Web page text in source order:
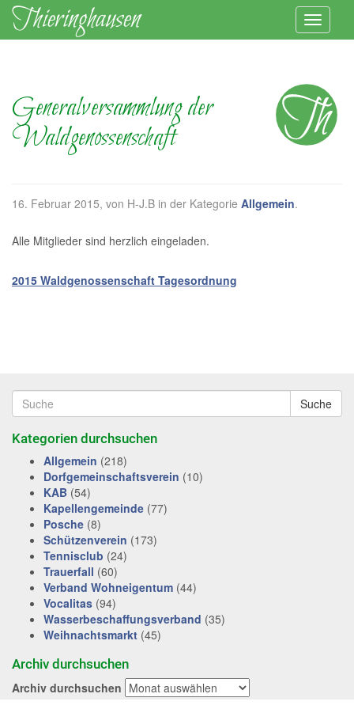
Generalversammlung der
Waldgenossenschaft
16. Februar 2015, von H-J.B in der Kategorie Allgemein.
Alle Mitglieder sind herzlich eingeladen.
2015 Waldgenossenschaft Tagesordnung
Suche
Kategorien durchsuchen
Allgemein (218)
Dorfgemeinschaftsverein (10)
KAB (54)
Kapellengemeinde (77)
Posche (8)
Schützenverein (173)
Tennisclub (24)
Trauerfall (60)
Verband Wohneigentum (44)
Vocalitas (94)
Wasserbeschaffungsverband (35)
Weihnachtsmarkt (45)
Archiv durchsuchen
Archiv durchsuchen